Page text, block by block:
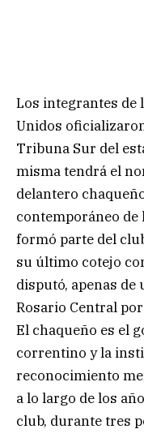
Los integrantes de
Unidos
Tribuna Sur del
misma tendrá el
delantero
contemporáneo
formó parte del
su último cotejo
disputó, apenas
Rosario Central
El chaqueño es el
correntino y la
reconocimiento
a lo largo de los
club, durante tres